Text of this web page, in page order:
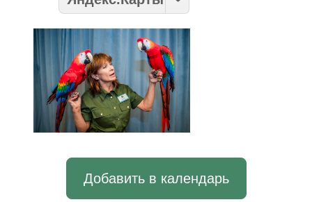
Добавить в календарь